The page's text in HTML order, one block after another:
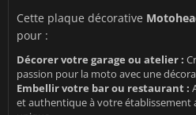
Cette plaque décorative
pour :
Décorer votre garage ou atelier :
passion pour la moto avec une
Embellir votre bar ou restaurant :
et authentique à votre établissement